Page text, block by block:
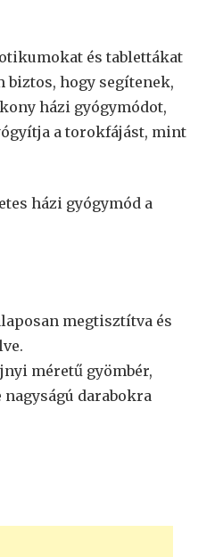
és tablettákat
biztos, hogy segítenek,
házi gyógymódot,
a torokfájást, mint
házi gyógymód a
megtisztítva és
méretű gyömbér,
nagyságú darabokra